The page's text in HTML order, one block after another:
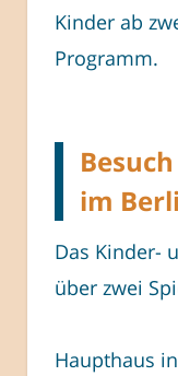
Kinder ab
Programm.
im
Das Kinder-
über zwei
Haupthaus